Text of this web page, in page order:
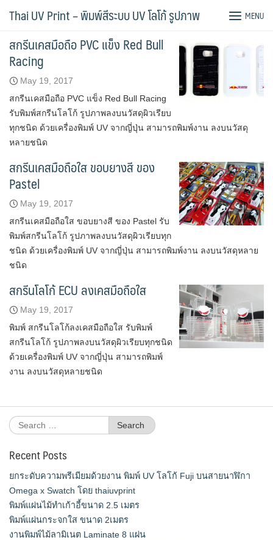
Thai UV Print – พิมพ์สีระบบ UV โลโก้ รูปภาพ MENU
Tag:สกรีนเคส
สกรีนเคสมือถือ PVC แข็ง Red Bull
Racing
May 19, 2017
สกรีนเคสมือถือ PVC แข็ง Red Bull Racing
รับพิมพ์สกรีนโลโก้ รูปภาพลงบนวัสดุผิวเรียบ
ทุกชนิด ด้วยเครื่องพิมพ์ UV จากญี่ปุ่น สามารถพิมพ์งาน ลงบนวัสดุ
หลายชนิด
สกรีนเคสมือถือใส ขอบยางสี ของ
Pastel
May 19, 2017
สกรีนเคสมือถือใส ขอบยางสี ของ Pastel รับ
พิมพ์สกรีนโลโก้ รูปภาพลงบนวัสดุผิวเรียบทุก
ชนิด ด้วยเครื่องพิมพ์ UV จากญี่ปุ่น สามารถพิมพ์งาน ลงบนวัสดุหลาย
ชนิด
สกรีนโลโก้ ECU ลงเคสมือถือใส
May 19, 2017
พิมพ์ สกรีนโลโก้ลงเคสมือถือใส รับพิมพ์
สกรีนโลโก้ รูปภาพลงบนวัสดุผิวเรียบทุกชนิด
ด้วยเครื่องพิมพ์ UV จากญี่ปุ่น สามารถพิมพ์
งาน ลงบนวัสดุหลายชนิด
Search
for:
Recent Posts
ยกระดับความพรีเมียมด้วยงาน พิมพ์ UV โลโก้ Fuji บนสายนาฬิกา
Omega x Swatch โดย thaiuvprint
พิมพ์แผ่นไม้ทำเก้าอี้ขนาด 2.5 เมตร
พิมพ์แผ่นกระจกใส ขนาด 2เมตร
งานพิมพ์ไม้ลามิเนต Laminate 8 แผ่น